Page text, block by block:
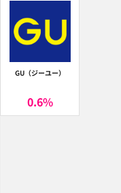
GU（ジーユー）
0.6%